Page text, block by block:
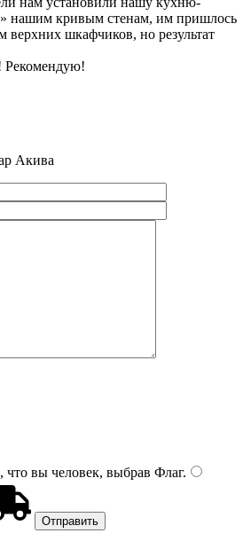
нашим кривым стенам, им пришлось
верхних шкафчиков, но результат
Рекомендую!
Акива
вы человек, выбрав Флаг.